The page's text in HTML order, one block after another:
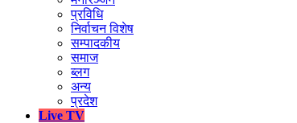
प्रविधि
निर्वाचन विशेष
सम्पादकीय
समाज
ब्लग
अन्य
प्रदेश
Live TV